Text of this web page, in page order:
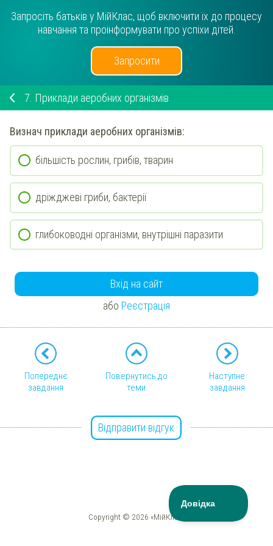
Запросіть батьків у МійКлас, щоб включити їх до процесу
навчання та проінформувати про успіхи дітей.
Запросити
7. Приклади аеробних організмів
Визнач приклади аеробних організмів:
більшість рослин, грибів, тварин
дріжджеві гриби, бактерії
глибоководні організми, внутрішні паразити
Вхід на сайт
або Реєстрація
Попереднє
завдання
Повернутись до
теми
Наступне
завдання
Відправити відгук
Copyright © 2026 «МійКлас»